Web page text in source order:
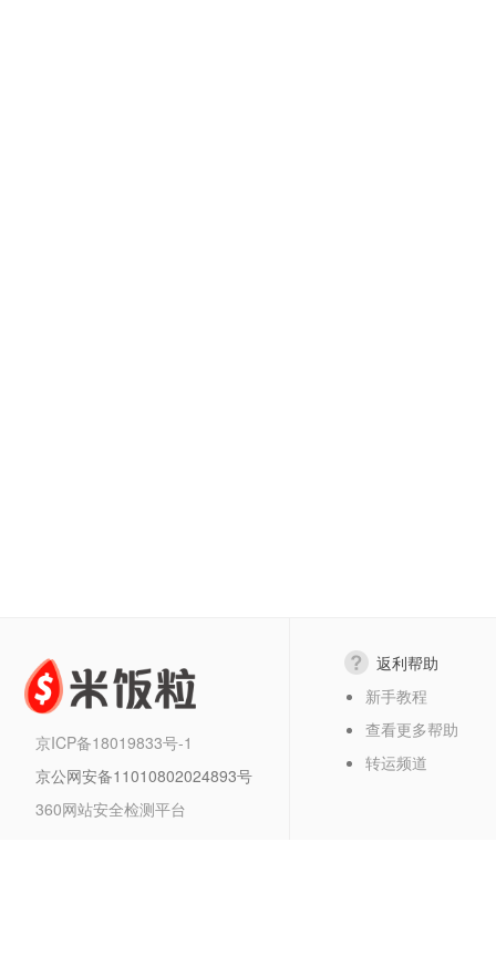
京ICP备18019833号-1
京公网安备11010802024893号
360网站安全检测平台
返利帮助
新手教程
查看更多帮助
转运频道